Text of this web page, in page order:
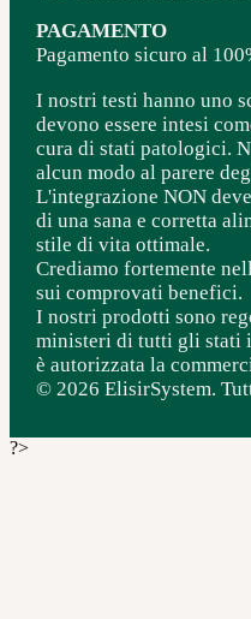
PAGAMENTO
Pagamento sicuro al
I nostri testi hanno uno
devono essere intesi
cura di stati patologici.
alcun modo al parere
L'integrazione NON
di una sana e corretta
stile di vita ottimale.
Crediamo fortemente
sui comprovati benefici.
I nostri prodotti sono
ministeri di tutti gli stati
è autorizzata la
© 2026 ElisirSystem.
?>